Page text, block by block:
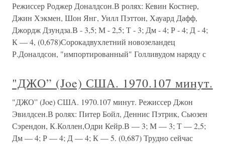
Режиссер Роджер Доналдсон.В ролях: Кевин Костнер,
Джин Хэкмен, Шон Янг, Уилл Пэттон, Хауард Дафф,
Джордж Дзундза.В - 3,5; М - 2,5; Т - 3; Дм - 4; Р - 4; Д - 4;
К — 4, (0,678)Сорокадвухлетний новозеландец
Р.Доналдсон, "импортированный" Голливудом наряду с
"ДЖО” (Joe) США. 1970.107 минут.
"ДЖО” (Joe) США. 1970.107 минут. Режиссер Джон
Эвилдсен.В ролях: Питер Бойл, Деннис Пэтрик, Сьюзен
Сэрендон, К.Коллен,Одри Кейр.В — 3; М — 3; Т — 2,5;
Дм — 4; Р — 4; Д — 4; К — 5. (0,687) Трудно сейчас